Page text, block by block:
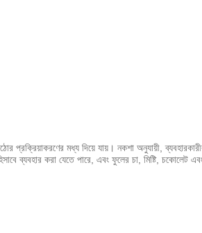
প্রক্রিয়াকরণের মধ্য দিয়ে যায়। নকশা অনুযায়ী,
হিসাবে ব্যবহার করা যেতে পারে, এবং ফুলের চা, মিষ্টি, চকোলেট